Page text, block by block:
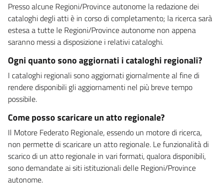
Presso alcune Regioni/Province autonome la redazione dei
cataloghi degli atti è in corso di completamento; la ricerca sarà
estesa a tutte le Regioni/Province autonome non appena
saranno messi a disposizione i relativi cataloghi.
Ogni quanto sono aggiornati i cataloghi regionali?
I cataloghi regionali sono aggiornati giornalmente al fine di
rendere disponibili gli aggiornamenti nel più breve tempo
possibile.
Come posso scaricare un atto regionale?
Il Motore Federato Regionale, essendo un motore di ricerca,
non permette di scaricare un atto regionale. Le funzionalità di
scarico di un atto regionale in vari formati, qualora disponibili,
sono demandate ai siti istituzionali delle Regioni/Province
autonome.